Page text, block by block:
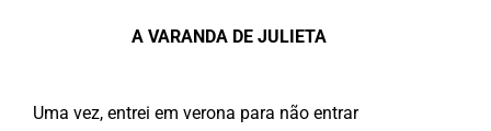
A VARANDA DE JULIETA
Uma vez, entrei em verona para não entrar